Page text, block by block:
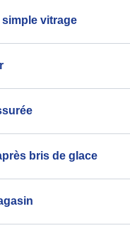
vitrage
bris de glace